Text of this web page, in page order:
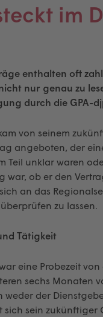
im
enthalten oft
nur genau zu
durch die GPA-
von seinem
angeboten, der
Teil unklar waren
war, ob er den
an das
zu lassen.
Tätigkeit
eine Probezeit
sechs Monaten
der
sein